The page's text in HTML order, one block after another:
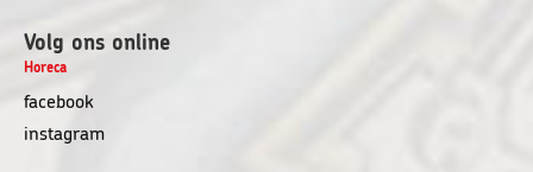
Volg ons online
Horeca
facebookopent
in
instagramopent